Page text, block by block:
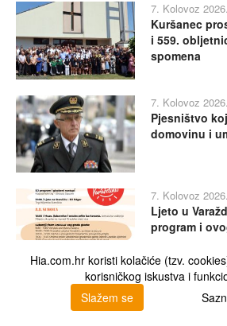
7. Kolovoz 2026.
Kuršanec
i 559.
spomena
7. Kolovoz 2026.
Pjesništvo
domovinu i
7. Kolovoz 2026.
Ljeto u
program i
Duh Audrey
Hia.com.hr koristi kolačiće (tzv.
korisničkog iskustva i
Slažem se